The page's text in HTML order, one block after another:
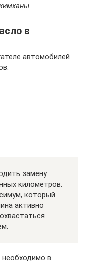
в
автомобилей
замену
километров.
который
активно
в